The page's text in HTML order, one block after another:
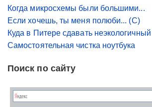
Когда микросхемы были большими...
Если хочешь, ты меня полюби... (С)
Куда в Питере сдавать
Самостоятельная чистка ноутбука
Поиск по сайту